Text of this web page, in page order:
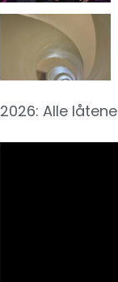
2026: Alle låtene